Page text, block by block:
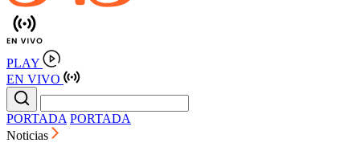
PLAY
EN VIVO
PORTADA PORTADA
Noticias